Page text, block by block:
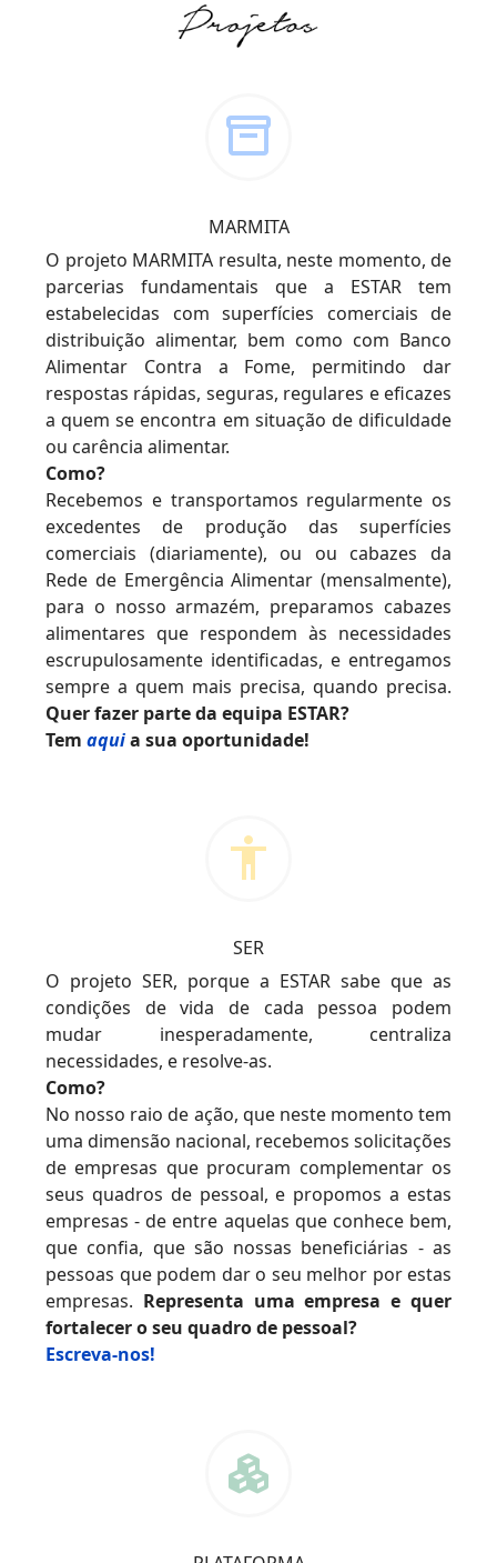
MARMITA
O projeto MARMITA resulta, neste momento, de
parcerias fundamentais que a ESTAR tem
estabelecidas com superfícies comerciais de
distribuição alimentar, bem como com Banco
Alimentar Contra a Fome, permitindo dar
respostas rápidas, seguras, regulares e eficazes
a quem se encontra em situação de dificuldade
ou carência alimentar.
Como?
Recebemos e transportamos regularmente os
excedentes de produção das superfícies
comerciais (diariamente), ou ou cabazes da
Rede de Emergência Alimentar (mensalmente),
para o nosso armazém, preparamos cabazes
alimentares que respondem às necessidades
escrupulosamente identificadas, e entregamos
sempre a quem mais precisa, quando precisa.
Quer fazer parte da equipa ESTAR?
Tem aquia sua oportunidade!
SER
O projeto SER, porque a ESTAR sabe que as
condições de vida de cada pessoa podem
mudar inesperadamente, centraliza
necessidades, e resolve-as.
Como?
No nosso raio de ação, que neste momento tem
uma dimensão nacional, recebemos solicitações
de empresas que procuram complementar os
seus quadros de pessoal, e propomos a estas
empresas - de entre aquelas que conhece bem,
que confia, que são nossas beneficiárias - as
pessoas que podem dar o seu melhor por estas
empresas. Representa uma empresa e quer
fortalecer o seu quadro de pessoal?
Escreva-nos!